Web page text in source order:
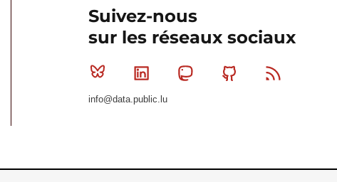
Suivez-nous
sur les réseaux sociaux
Bluesky Linkedin MastodonGithub
info@data.public.lu